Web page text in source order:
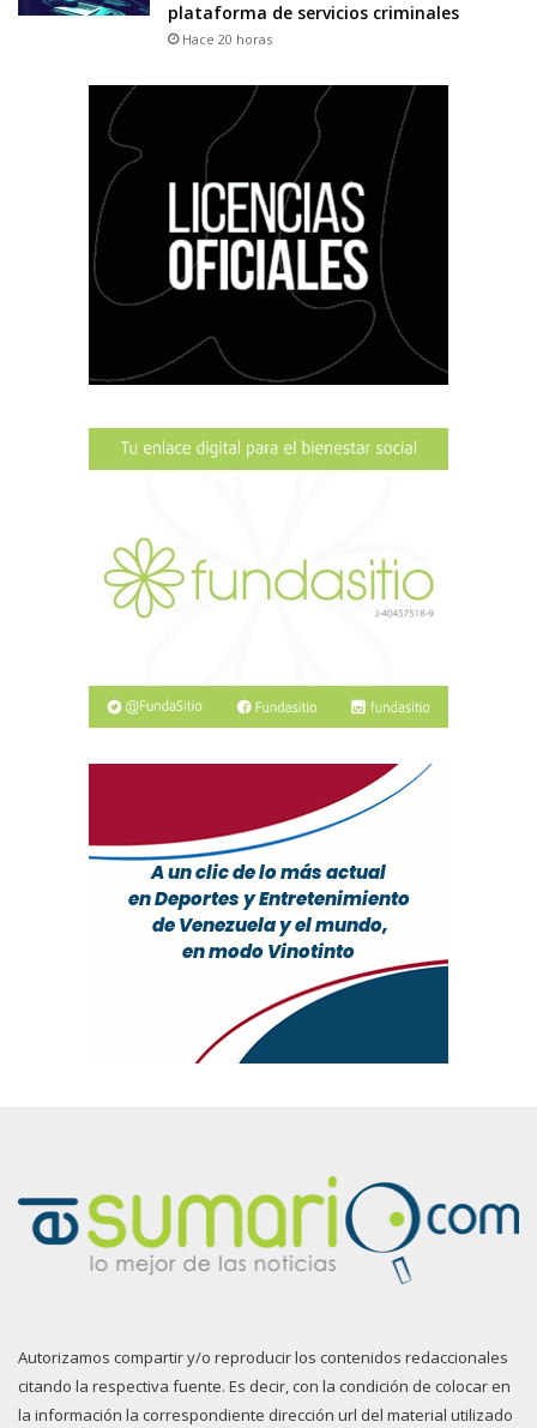
plataforma de servicios criminales
Hace 20 horas
Autorizamos compartir y/o reproducir los contenidos redaccionales
citando la respectiva fuente. Es decir, con la condición de colocar en
la información la correspondiente dirección url del material utilizado